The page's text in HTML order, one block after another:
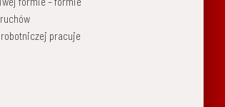
robotniczej pracuje